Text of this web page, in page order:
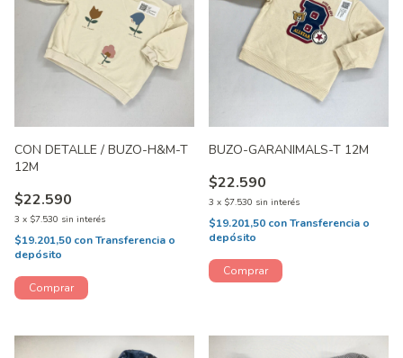
CON DETALLE / BUZO-H&M-T
12M
$22.590
3 x $7.530 sin interés
$19.201,50 conTransferencia o
depósito
BUZO-GARANIMALS-T 12M
$22.590
3 x $7.530 sin interés
$19.201,50 conTransferencia o
depósito